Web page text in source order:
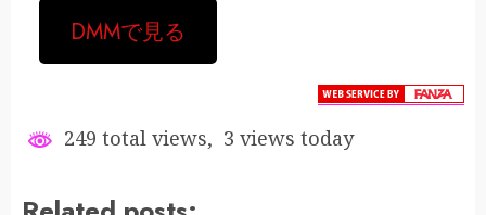
DMMで見る
249 total views, 3 views today